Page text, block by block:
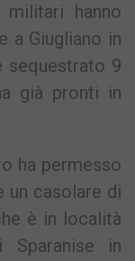
hanno
a Giugliano in
sequestrato 9
già pronti in
ha permesso
un casolare di
è in località
Sparanise in